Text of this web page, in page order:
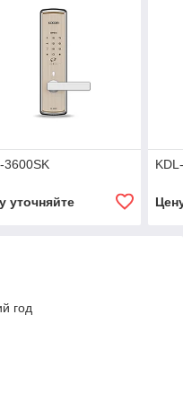
3600SK
уточняйте
год